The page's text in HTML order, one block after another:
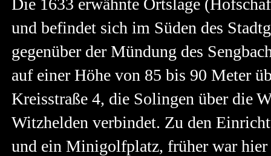
Die 1633 erwähnte Ortslage
und befindet sich im Süden des
gegenüber der Mündung des
auf einer Höhe von 85 bis 90 Meter
Kreisstraße 4, die Solingen über die
Witzhelden verbindet. Zu den
und ein Minigolfplatz, früher war hier